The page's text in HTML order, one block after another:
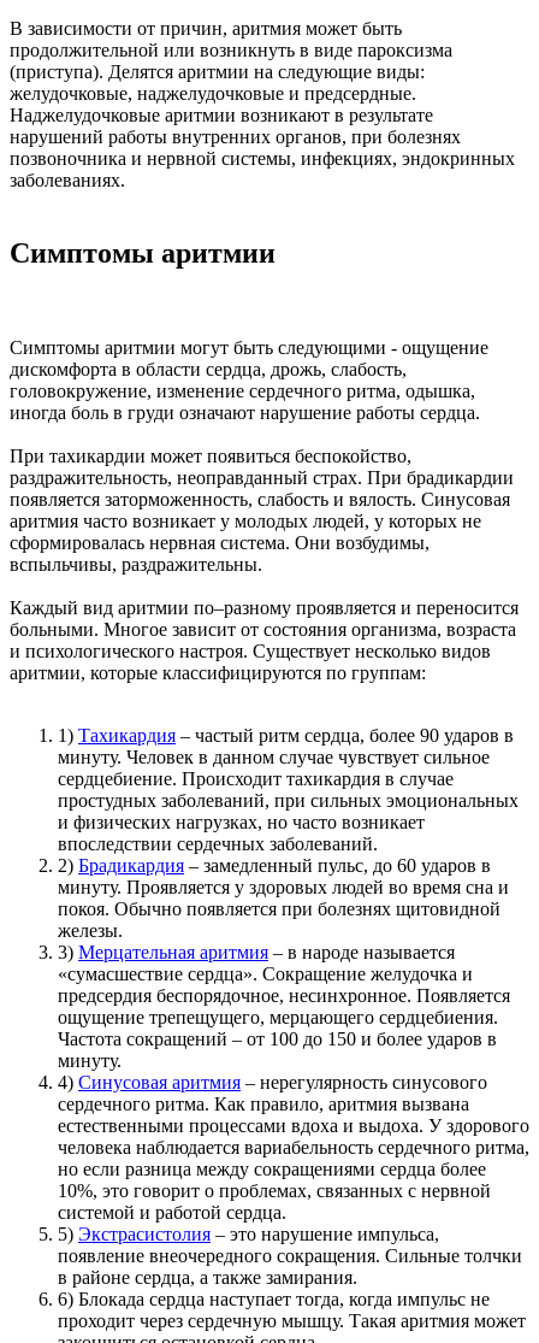
В зависимости от причин, аритмия может быть
продолжительной или возникнуть в виде пароксизма
(приступа). Делятся аритмии на следующие виды:
желудочковые, наджелудочковые и предсердные.
Наджелудочковые аритмии возникают в результате
нарушений работы внутренних органов, при болезнях
позвоночника и нервной системы, инфекциях, эндокринных
заболеваниях.
Симптомы аритмии
Симптомы аритмии могут быть следующими - ощущение
дискомфорта в области сердца, дрожь, слабость,
головокружение, изменение сердечного ритма, одышка,
иногда боль в груди означают нарушение работы сердца.
При тахикардии может появиться беспокойство,
раздражительность, неоправданный страх. При брадикардии
появляется заторможенность, слабость и вялость. Синусовая
аритмия часто возникает у молодых людей, у которых не
сформировалась нервная система. Они возбудимы,
вспыльчивы, раздражительны.
Каждый вид аритмии по–разному проявляется и переносится
больными. Многое зависит от состояния организма, возраста
и психологического настроя. Существует несколько видов
аритмии, которые классифицируются по группам:
1) Тахикардия – частый ритм сердца, более 90 ударов в
минуту. Человек в данном случае чувствует сильное
сердцебиение. Происходит тахикардия в случае
простудных заболеваний, при сильных эмоциональных
и физических нагрузках, но часто возникает
впоследствии сердечных заболеваний.
2) Брадикардия – замедленный пульс, до 60 ударов в
минуту. Проявляется у здоровых людей во время сна и
покоя. Обычно появляется при болезнях щитовидной
железы.
3) Мерцательная аритмия – в народе называется
«сумасшествие сердца». Сокращение желудочка и
предсердия беспорядочное, несинхронное. Появляется
ощущение трепещущего, мерцающего сердцебиения.
Частота сокращений – от 100 до 150 и более ударов в
минуту.
4) Синусовая аритмия – нерегулярность синусового
сердечного ритма. Как правило, аритмия вызвана
естественными процессами вдоха и выдоха. У здорового
человека наблюдается вариабельность сердечного ритма,
но если разница между сокращениями сердца более
10%, это говорит о проблемах, связанных с нервной
системой и работой сердца.
5) Экстрасистолия – это нарушение импульса,
появление внеочередного сокращения. Сильные толчки
в районе сердца, а также замирания.
6) Блокада сердца наступает тогда, когда импульс не
проходит через сердечную мышцу. Такая аритмия может